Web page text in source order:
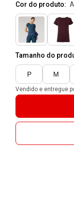
Cor do produto:
Tamanho do
P M
Vendido e entregue